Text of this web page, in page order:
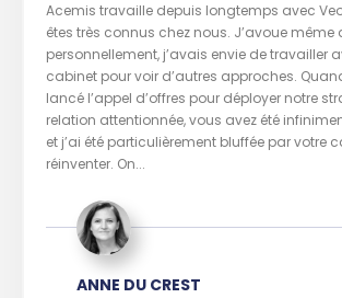
Acemis travaille depuis longtemps avec
êtes très connus chez nous. J’avoue même
personnellement, j’avais envie de travailler
cabinet pour voir d’autres approches.
lancé l’appel d’offres pour déployer notre
relation attentionnée, vous avez été
et j’ai été particulièrement bluffée par votre
réinventer. On...
ANNE DU CREST